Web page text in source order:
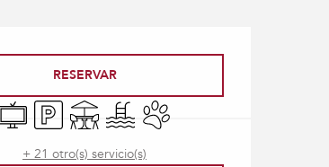
y datos de
RESERVAR
Aparcamiento
Terraza PiscinaSe aceptan animales
+ 21 otro(s) servicio(s)